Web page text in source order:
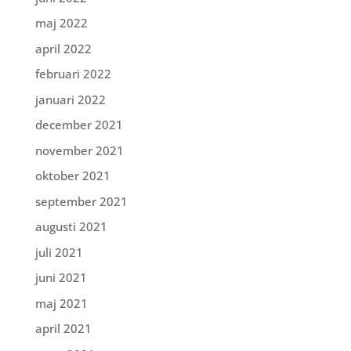
maj 2022
april 2022
februari 2022
januari 2022
december 2021
november 2021
oktober 2021
september 2021
augusti 2021
juli 2021
juni 2021
maj 2021
april 2021